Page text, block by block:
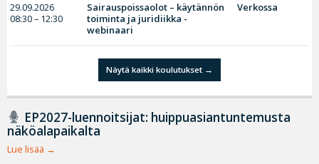
29.09.2026
08:30 – 12:30
Sairauspoissaolot – käytännön
toiminta ja juridiikka -
webinaari
Verkossa
Näytä kaikki koulutukset
EP2027-luennoitsijat: huippuasiantuntemusta
näköalapaikalta
Lue lisää